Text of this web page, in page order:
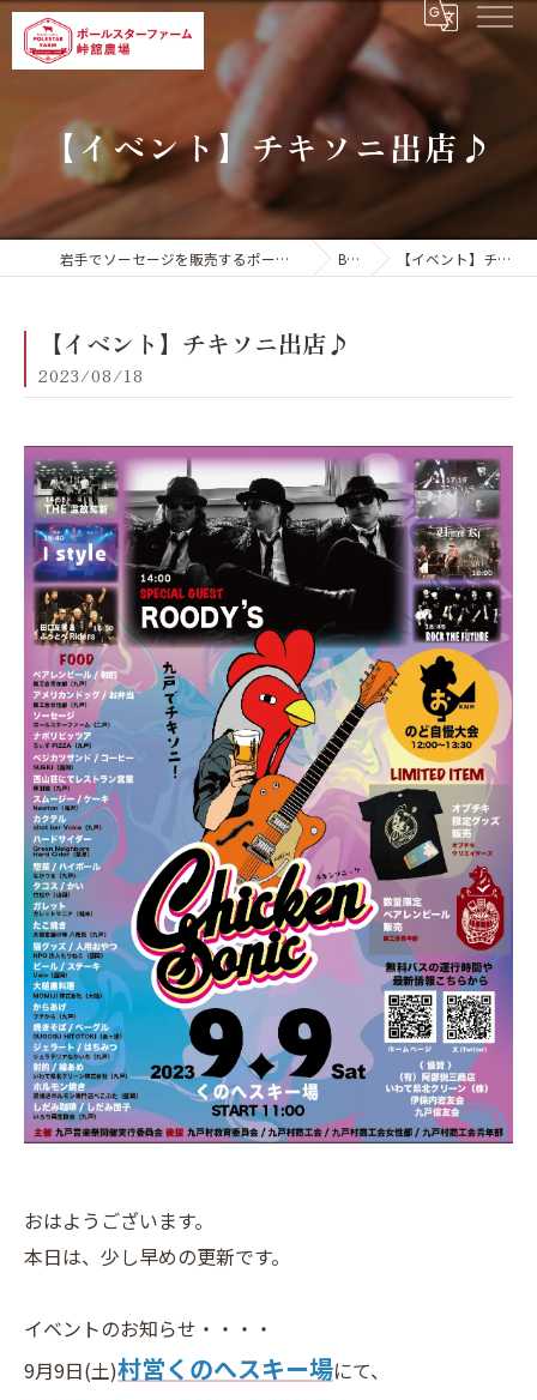
【イベント】チキソニ出店♪
岩手でソーセージを販売するポールスターファーム 峠舘農場 BLOG 【イベント】チキソニ出店♪
【イベント】チキソニ出店♪
2023/08/18
おはようございます。
本日は、少し早めの更新です。
イベントのお知らせ・・・・
9月9日(土)村営くのへスキー場にて、